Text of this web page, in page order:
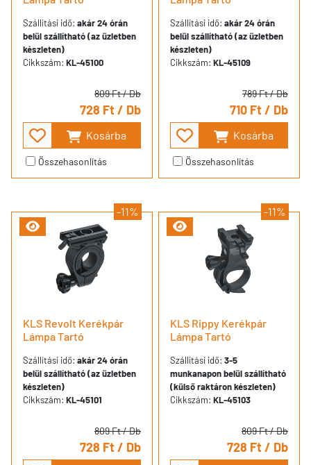
Szállítási idő: akár 24 órán
belül szállítható (az üzletben
készleten)
Cikkszám: KL-45100
809 Ft/ Db
728 Ft/ Db
Kosárba
Összehasonlítás
Szállítási idő: akár 24 órán
belül szállítható (az üzletben
készleten)
Cikkszám: KL-45109
789 Ft/ Db
710 Ft/ Db
Kosárba
Összehasonlítás
-11%
KLS Revolt Kerékpár
Lámpa Tartó
Szállítási idő: akár 24 órán
belül szállítható (az üzletben
készleten)
Cikkszám: KL-45101
809 Ft/ Db
728 Ft/ Db
-11%
KLS Rippy Kerékpár
Lámpa Tartó
Szállítási idő: 3-5
munkanapon belül szállítható
(külső raktáron készleten)
Cikkszám: KL-45103
809 Ft/ Db
728 Ft/ Db